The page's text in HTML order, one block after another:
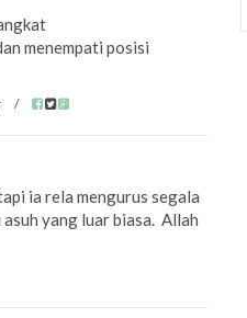
menempati posisi
/
ia rela mengurus segala
yang luar biasa. Allah